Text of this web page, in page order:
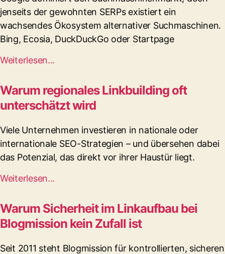
jenseits der gewohnten SERPs existiert ein
wachsendes Ökosystem alternativer Suchmaschinen.
Bing, Ecosia, DuckDuckGo oder Startpage
Weiterlesen...
Warum regionales Linkbuilding oft
unterschätzt wird
Viele Unternehmen investieren in nationale oder
internationale SEO-Strategien – und übersehen dabei
das Potenzial, das direkt vor ihrer Haustür liegt.
Weiterlesen...
Warum Sicherheit im Linkaufbau bei
Blogmission kein Zufall ist
Seit 2011 steht Blogmission für kontrollierten, sicheren